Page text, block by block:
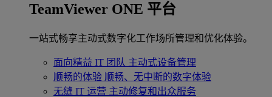
TeamViewer ONE 平台
一站式畅享主动式数字化工作场所管理和优化体验。
面向精益 IT 团队 主动式设备管理
顺畅的体验 顺畅、无中断的数字体验
无缝 IT 运营 主动修复和出众服务